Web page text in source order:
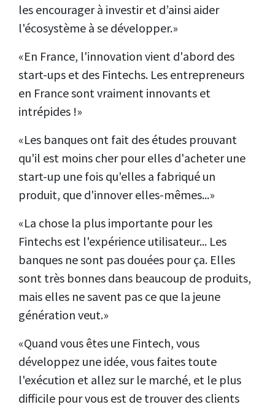
les encourager à investir et d’ainsi aider
l'écosystème à se développer.»
«En France, l'innovation vient d'abord des
start-ups et des Fintechs. Les entrepreneurs
en France sont vraiment innovants et
intrépides !»
«Les banques ont fait des études prouvant
qu'il est moins cher pour elles d'acheter une
start-up une fois qu'elles a fabriqué un
produit, que d'innover elles-mêmes...»
«La chose la plus importante pour les
Fintechs est l'expérience utilisateur... Les
banques ne sont pas douées pour ça. Elles
sont très bonnes dans beaucoup de produits,
mais elles ne savent pas ce que la jeune
génération veut.»
«Quand vous êtes une Fintech, vous
développez une idée, vous faites toute
l'exécution et allez sur le marché, et le plus
difficile pour vous est de trouver des clients